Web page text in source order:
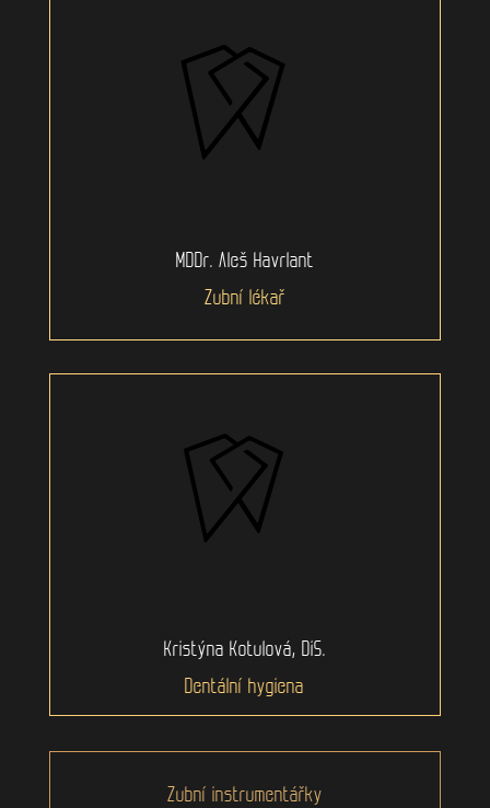
MDDr. Aleš Havrlant
Zubní lékař
Kristýna Kotulová, DiS.
Dentální hygiena
Zubní instrumentářky